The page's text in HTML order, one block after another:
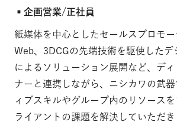
▪企画営業/正社員
紙媒体を中心としたセールスプロモ
Web、3DCGの先端技術を駆使したデ
によるソリューション展開など、デ
ナーと連携しながら、ニシカワの武
ィブスキルやグループ内のリソース
ライアントの課題を解決していただき